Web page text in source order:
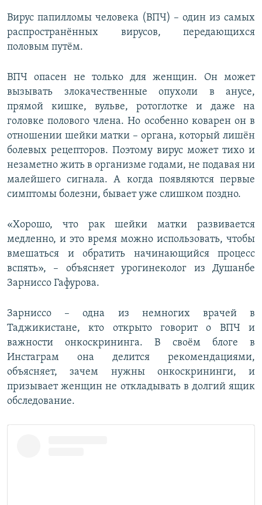
Вирус папилломы человека (ВПЧ) – один из самых
распространённых вирусов, передающихся
половым путём.
ВПЧ опасен не только для женщин. Он может
вызывать злокачественные опухоли в анусе,
прямой кишке, вульве, ротоглотке и даже на
головке полового члена. Но особенно коварен он в
отношении шейки матки – органа, который лишён
болевых рецепторов. Поэтому вирус может тихо и
незаметно жить в организме годами, не подавая ни
малейшего сигнала. А когда появляются первые
симптомы болезни, бывает уже слишком поздно.
«Хорошо, что рак шейки матки развивается
медленно, и это время можно использовать, чтобы
вмешаться и обратить начинающийся процесс
вспять», – объясняет урогинеколог из Душанбе
Зарниссо Гафурова.
Зарниссо – одна из немногих врачей в
Таджикистане, кто открыто говорит о ВПЧ и
важности онкоскрининга. В своём блоге в
Инстаграм она делится рекомендациями,
объясняет, зачем нужны онкоскрининги, и
призывает женщин не откладывать в долгий ящик
обследование.